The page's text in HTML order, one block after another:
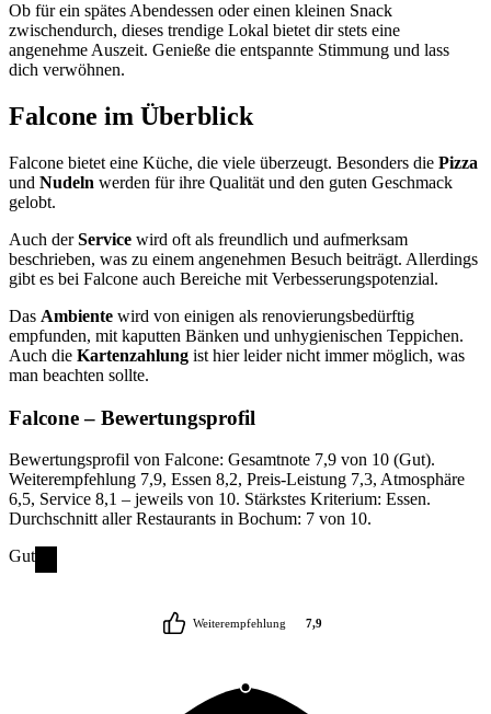
Ob für ein spätes Abendessen oder einen kleinen Snack
zwischendurch, dieses trendige Lokal bietet dir stets eine
angenehme Auszeit. Genieße die entspannte Stimmung und lass
dich verwöhnen.
Falcone im Überblick
Falcone bietet eine Küche, die viele überzeugt. Besonders die Pizza
und Nudeln werden für ihre Qualität und den guten Geschmack
gelobt.
Auch derService wird oft als freundlich und aufmerksam
beschrieben, was zu einem angenehmen Besuch beiträgt. Allerdings
gibt es bei Falcone auch Bereiche mit Verbesserungspotenzial.
Das Ambiente wird von einigen als renovierungsbedürftig
empfunden, mit kaputten Bänken und unhygienischen Teppichen.
Auch die Kartenzahlung ist hier leider nicht immer möglich, was
man beachten sollte.
Falcone– Bewertungsprofil
Bewertungsprofil von Falcone: Gesamtnote 7,9 von 10 (Gut).
Weiterempfehlung 7,9, Essen 8,2, Preis-Leistung 7,3, Atmosphäre
6,5, Service 8,1 – jeweils von 10. Stärkstes Kriterium: Essen.
Durchschnitt aller Restaurants in Bochum: 7 von 10.
Gut
Weiterempfehlung 7,9